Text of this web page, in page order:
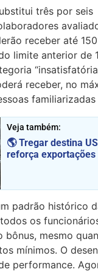
três por seis
receber até
limite anterior de
receber, no
Veja também:
🌎 Tregar destina
reforça exportações
padrão histórico
os
bônus, mesmo
mínimos. O
performance.